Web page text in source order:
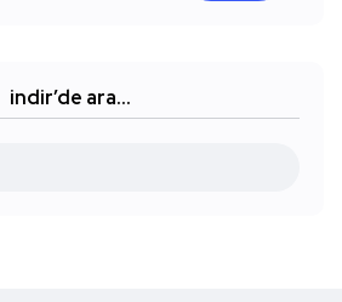
indir’de ara…